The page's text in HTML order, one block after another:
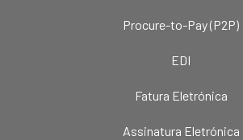
Procure-to-Pay (P2P)
EDI
Fatura Eletrónica
Assinatura Eletrónica